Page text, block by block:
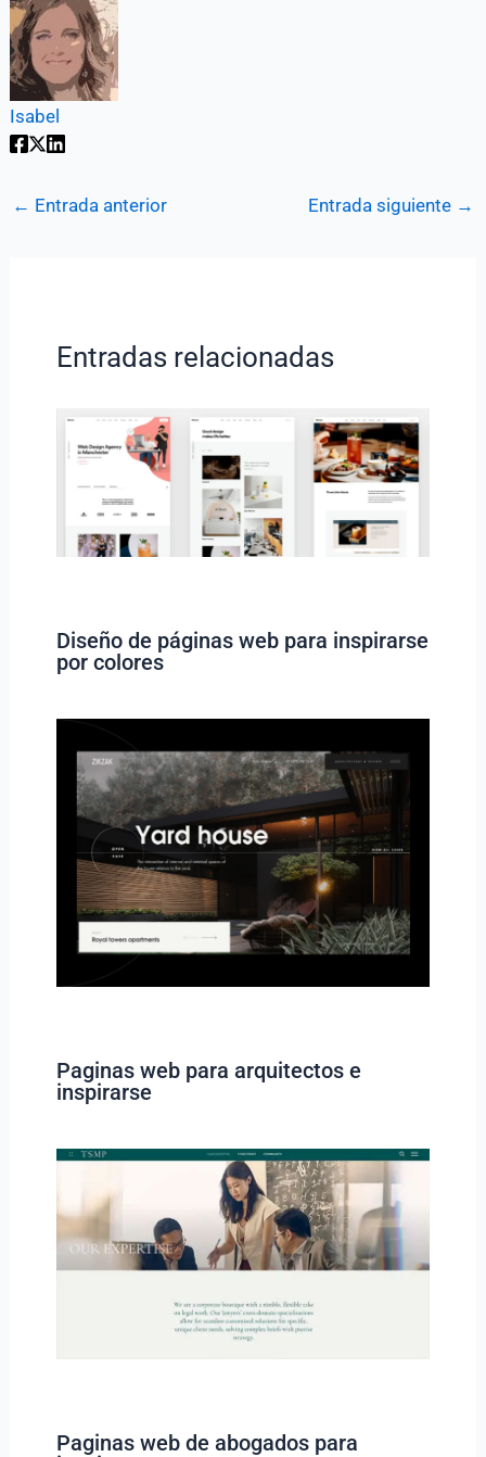
Isabel
← Entrada anterior Entrada siguiente →
Entradas relacionadas
Diseño de páginas web para inspirarse
por colores
Paginas web para arquitectos e
inspirarse
Paginas web de abogados para